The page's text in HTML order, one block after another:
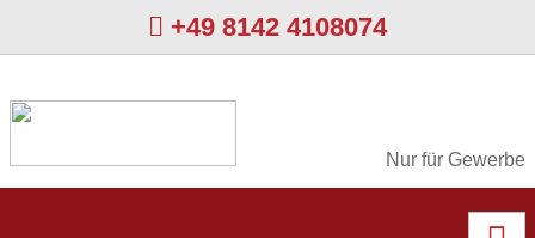
+49 8142 4108074
Nur für Gewerbe